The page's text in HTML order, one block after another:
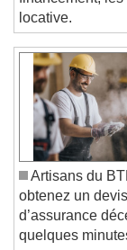
Color
Text
Color
Color
Font
Text
financement, les
locative.
Artisans du
obtenez un devis
d’assurance